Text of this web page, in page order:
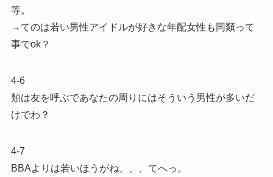
等。
→てのは若い男性アイドルが好きな年配女性も同類って
事でok？
4-6
類は友を呼ぶであなたの周りにはそういう男性が多いだ
けでわ？
4-7
BBAよりは若いほうがね、、、てへっ。